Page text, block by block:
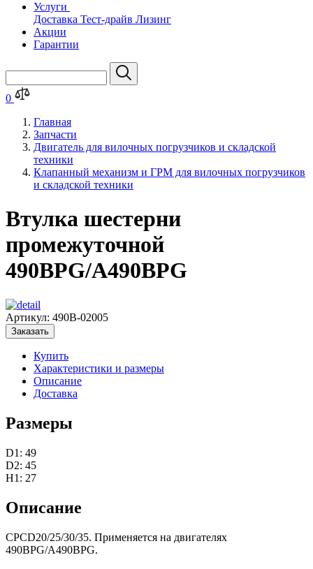
Услуги
Доставка Тест-драйв Лизинг
Акции
Гарантии
0
Главная
Запчасти
Двигатель для вилочных погрузчиков и складской
техники
Клапанный механизм и ГРМ для вилочных погрузчиков
и складской техники
Втулка шестерни
промежуточной
490BPG/A490BPG
Артикул: 490B-02005
Заказать
Купить
Характеристики и размеры
Описание
Доставка
Размеры
D1: 49
D2: 45
H1: 27
Описание
CPCD20/25/30/35. Применяется на двигателях
490BPG/A490BPG.